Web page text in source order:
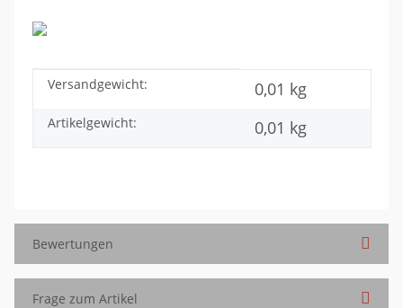
Produkteigenschaft
Wert
Versandgewicht: 0,01 kg
Artikelgewicht: 0,01 kg
Bewertungen
Frage zum Artikel